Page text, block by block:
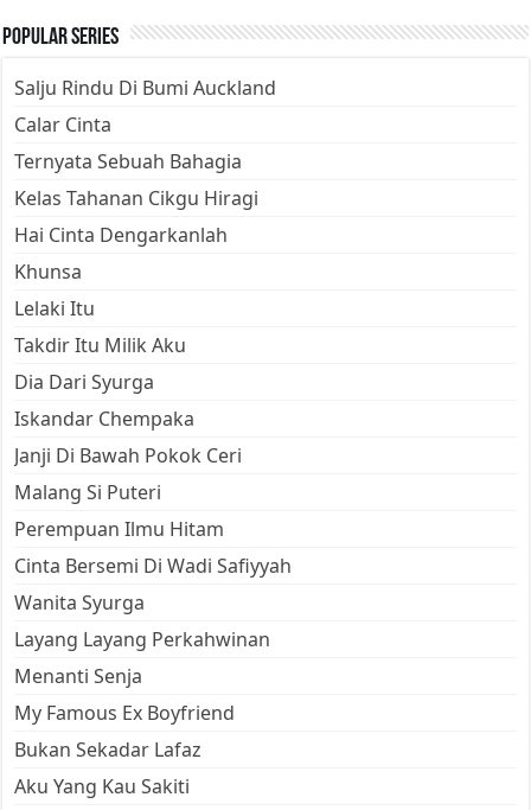
Popular Series
Salju Rindu Di Bumi Auckland
Calar Cinta
Ternyata Sebuah Bahagia
Kelas Tahanan Cikgu Hiragi
Hai Cinta Dengarkanlah
Khunsa
Lelaki Itu
Takdir Itu Milik Aku
Dia Dari Syurga
Iskandar Chempaka
Janji Di Bawah Pokok Ceri
Malang Si Puteri
Perempuan Ilmu Hitam
Cinta Bersemi Di Wadi Safiyyah
Wanita Syurga
Layang Layang Perkahwinan
Menanti Senja
My Famous Ex Boyfriend
Bukan Sekadar Lafaz
Aku Yang Kau Sakiti